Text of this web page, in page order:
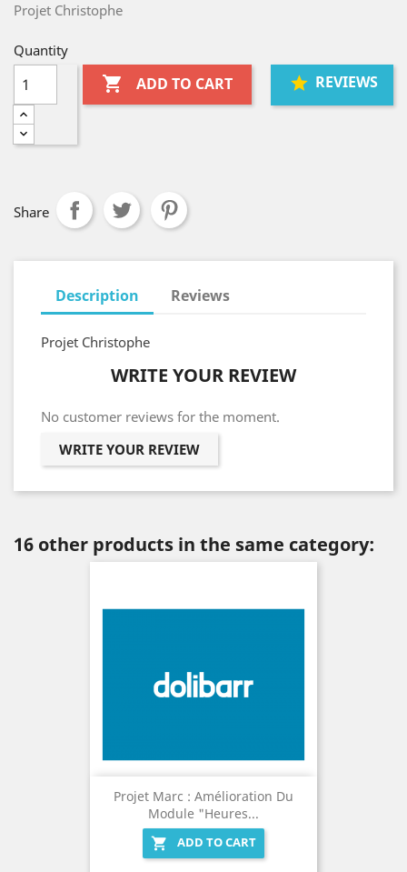
Projet Christophe
Quantity
 ADD TO CART REVIEWS
Share
Description Reviews
Projet Christophe
WRITE YOUR REVIEW
No customer reviews for the moment.
WRITE YOUR REVIEW
16 other products in the same category:
Projet Marc : Amélioration Du
Module "Heures...

ADD TO CART